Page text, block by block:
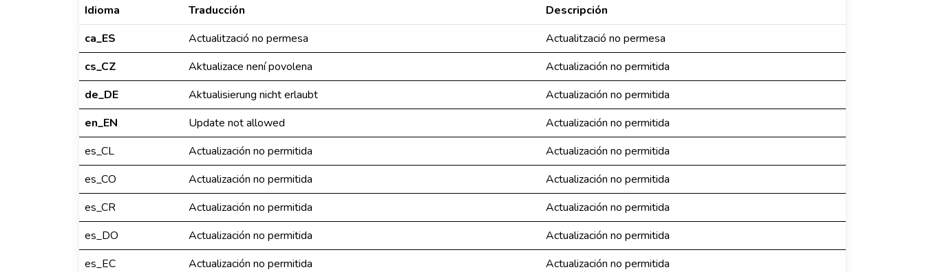
Idioma Traducción
Descripción
ca_ES
Actualització no permesa
Actualització no permesa
cs_CZ
Aktualizace není povolena
Actualización no permitida
de_DE
Aktualisierung nicht erlaubt
Actualización no permitida
en_EN
Update not allowed
Actualización no permitida
es_CL
Actualización no permitida
Actualización no permitida
es_CO
Actualización no permitida
Actualización no permitida
es_CR
Actualización no permitida
Actualización no permitida
es_DO
Actualización no permitida
Actualización no permitida
es_EC
Actualización no permitida
Actualización no permitida